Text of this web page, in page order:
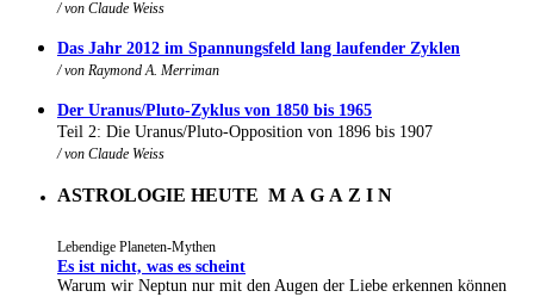
/ von Claude Weiss
Das Jahr 2012 im Spannungsfeld lang laufender Zyklen
/von Raymond A. Merriman
Der Uranus/Pluto-Zyklus von 1850 bis 1965
Teil 2: Die Uranus/Pluto-Opposition von 1896 bis 1907
/ von Claude Weiss
ASTROLOGIE HEUTE M A G A Z I N
Lebendige Planeten-Mythen
Es ist nicht, was es scheint
Warum wir Neptun nur mit den Augen der Liebe erkennen können